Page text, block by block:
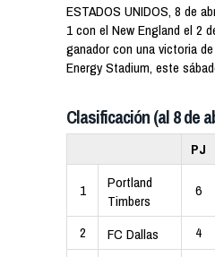
ESTADOS UNIDOS, 8 de
1 con el New England el 2
ganador con una victoria
Energy Stadium, este
Clasificación (al 8 de
PJ
1
Portland
Timbers
6
2 FC Dallas 4